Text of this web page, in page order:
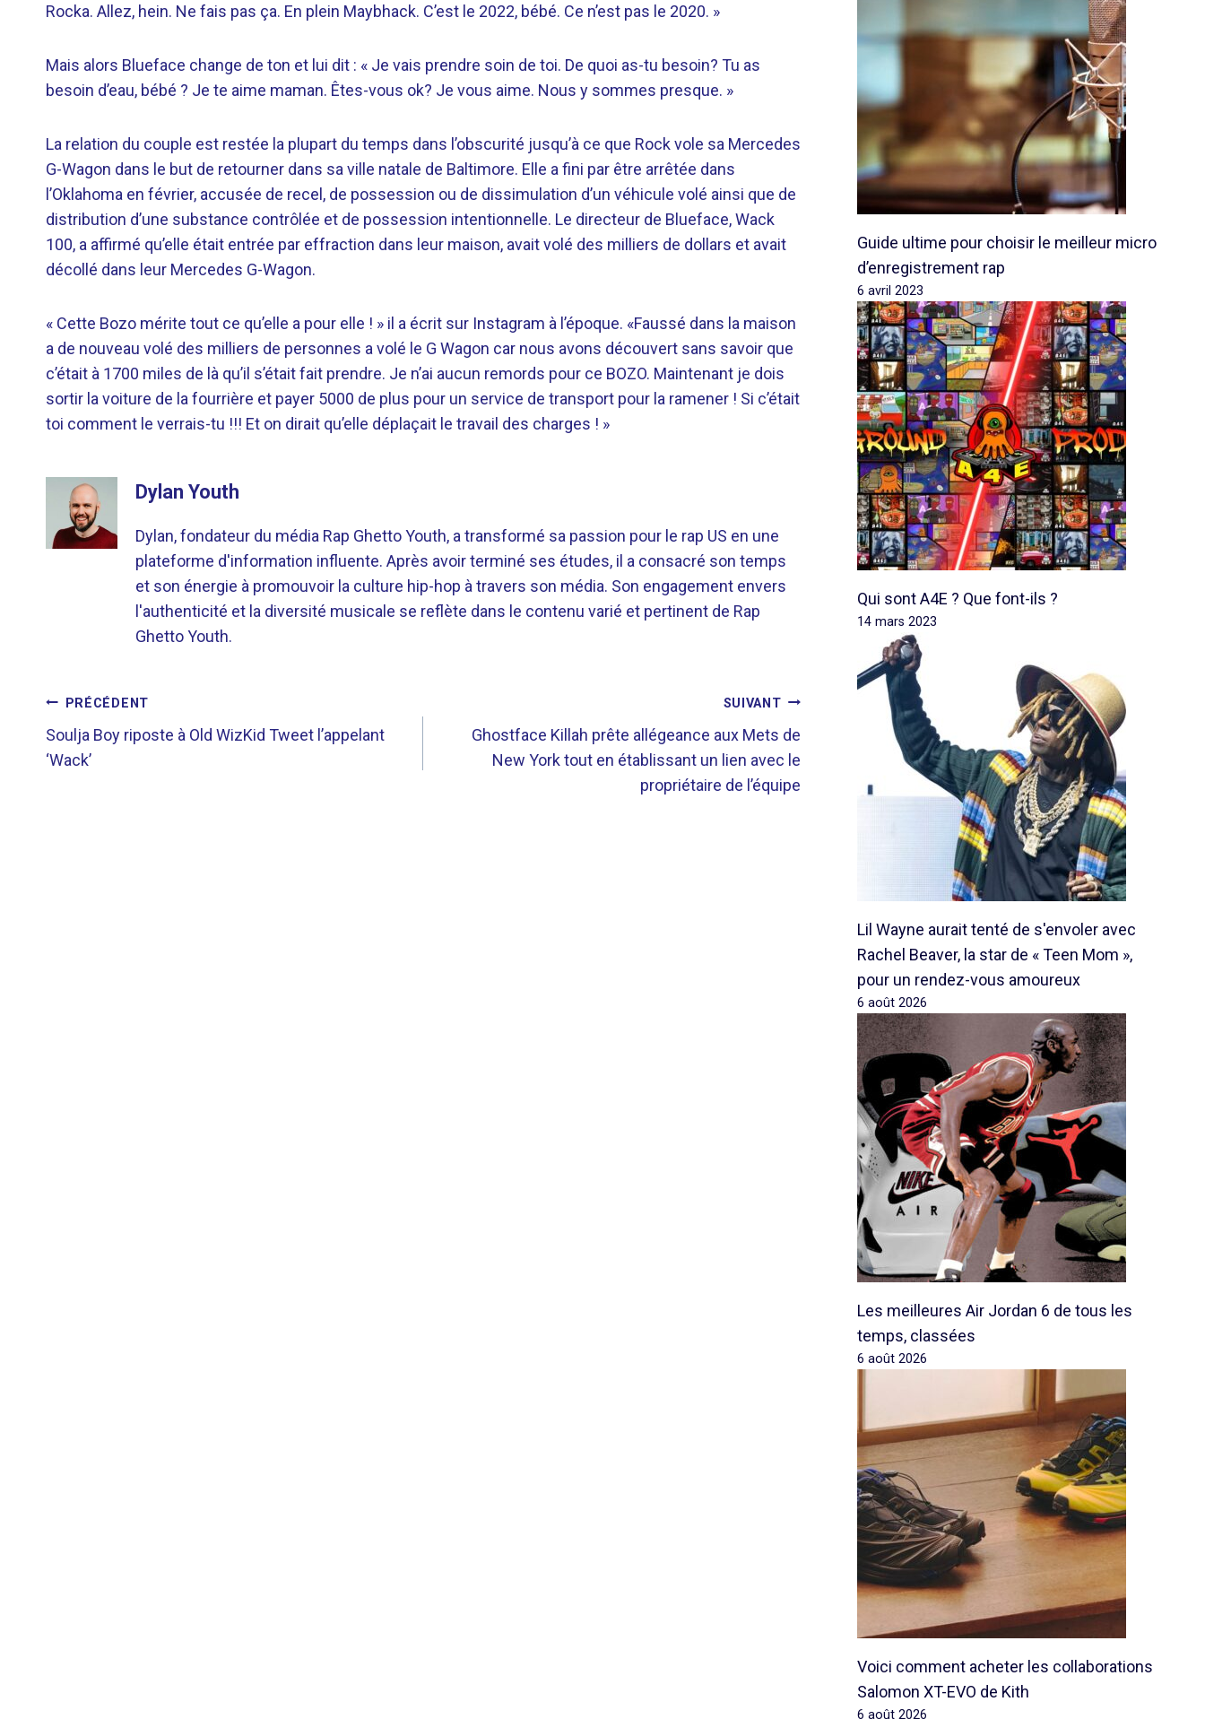
Rocka. Allez, hein. Ne fais pas ça. En plein Maybhack. C’est le 2022, bébé. Ce n’est pas le 2020. »
Mais alors Blueface change de ton et lui dit : « Je vais prendre soin de toi. De quoi as-tu besoin? Tu as
besoin d’eau, bébé ? Je te aime maman. Êtes-vous ok? Je vous aime. Nous y sommes presque. »
La relation du couple est restée la plupart du temps dans l’obscurité jusqu’à ce que Rock vole sa Mercedes
G-Wagon dans le but de retourner dans sa ville natale de Baltimore. Elle a fini par être arrêtée dans
l’Oklahoma en février, accusée de recel, de possession ou de dissimulation d’un véhicule volé ainsi que de
distribution d’une substance contrôlée et de possession intentionnelle. Le directeur de Blueface, Wack
100, a affirmé qu’elle était entrée par effraction dans leur maison, avait volé des milliers de dollars et avait
décollé dans leur Mercedes G-Wagon.
« Cette Bozo mérite tout ce qu’elle a pour elle ! » il a écrit sur Instagram à l’époque. «Faussé dans la maison
a de nouveau volé des milliers de personnes a volé le G Wagon car nous avons découvert sans savoir que
c’était à 1700 miles de là qu’il s’était fait prendre. Je n’ai aucun remords pour ce BOZO. Maintenant je dois
sortir la voiture de la fourrière et payer 5000 de plus pour un service de transport pour la ramener ! Si c’était
toi comment le verrais-tu !!! Et on dirait qu’elle déplaçait le travail des charges ! »
Dylan Youth
Dylan, fondateur du média Rap Ghetto Youth, a transformé sa passion pour le rap US en une
plateforme d'information influente. Après avoir terminé ses études, il a consacré son temps
et son énergie à promouvoir la culture hip-hop à travers son média. Son engagement envers
l'authenticité et la diversité musicale se reflète dans le contenu varié et pertinent de Rap
Ghetto Youth.
NAVIGATION
DE
PRÉCÉDENT
Soulja Boy riposte à Old WizKid Tweet l’appelant
‘Wack’
SUIVANT
Ghostface Killah prête allégeance aux Mets de
New York tout en établissant un lien avec le
propriétaire de l’équipe
Guide ultime pour choisir le meilleur micro
d’enregistrement rap
6 avril 2023
Qui sont A4E ? Que font-ils ?
14 mars 2023
Lil Wayne aurait tenté de s'envoler avec
Rachel Beaver, la star de « Teen Mom »,
pour un rendez-vous amoureux
6 août 2026
Les meilleures Air Jordan 6 de tous les
temps, classées
6 août 2026
Voici comment acheter les collaborations
Salomon XT-EVO de Kith
6 août 2026